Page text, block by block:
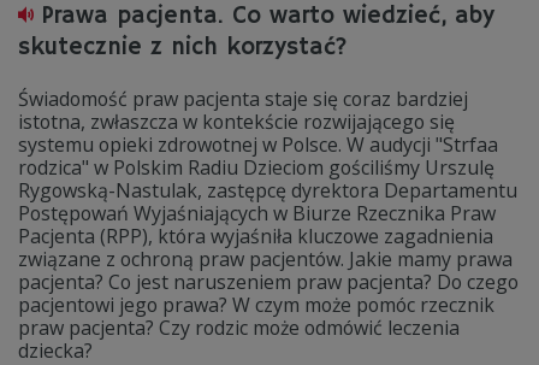
Prawa pacjenta. Co warto wiedzieć, aby
skutecznie z nich korzystać?
Świadomość praw pacjenta staje się coraz bardziej
istotna, zwłaszcza w kontekście rozwijającego się
systemu opieki zdrowotnej w Polsce. W audycji "Strfaa
rodzica" w Polskim Radiu Dzieciom gościliśmy Urszulę
Rygowską-Nastulak, zastępcę dyrektora Departamentu
Postępowań Wyjaśniających w Biurze Rzecznika Praw
Pacjenta (RPP), która wyjaśniła kluczowe zagadnienia
związane z ochroną praw pacjentów. Jakie mamy prawa
pacjenta? Co jest naruszeniem praw pacjenta? Do czego
pacjentowi jego prawa? W czym może pomóc rzecznik
praw pacjenta? Czy rodzic może odmówić leczenia
dziecka?